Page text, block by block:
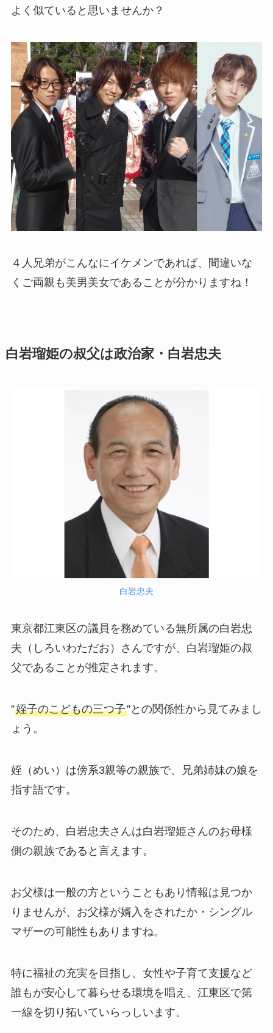
よく似ていると思いませんか？
４人兄弟がこんなにイケメンであれば、間違いな
くご両親も美男美女であることが分かりますね！
白岩瑠姫の叔父は政治家・白岩忠夫
白岩忠夫
東京都江東区の議員を務めている無所属の白岩忠
夫（しろいわただお）さんですが、白岩瑠姫の叔
父であることが推定されます。
”姪子のこどもの三つ子”との関係性から見てみまし
ょう。
姪（めい）は傍系3親等の親族で、兄弟姉妹の娘を
指す語です。
そのため、白岩忠夫さんは白岩瑠姫さんのお母様
側の親族であると言えます。
お父様は一般の方ということもあり情報は見つか
りませんが、お父様が婿入をされたか・シングル
マザーの可能性もありますね。
特に福祉の充実を目指し、女性や子育て支援など
誰もが安心して暮らせる環境を唱え、江東区で第
一線を切り拓いていらっしいます。